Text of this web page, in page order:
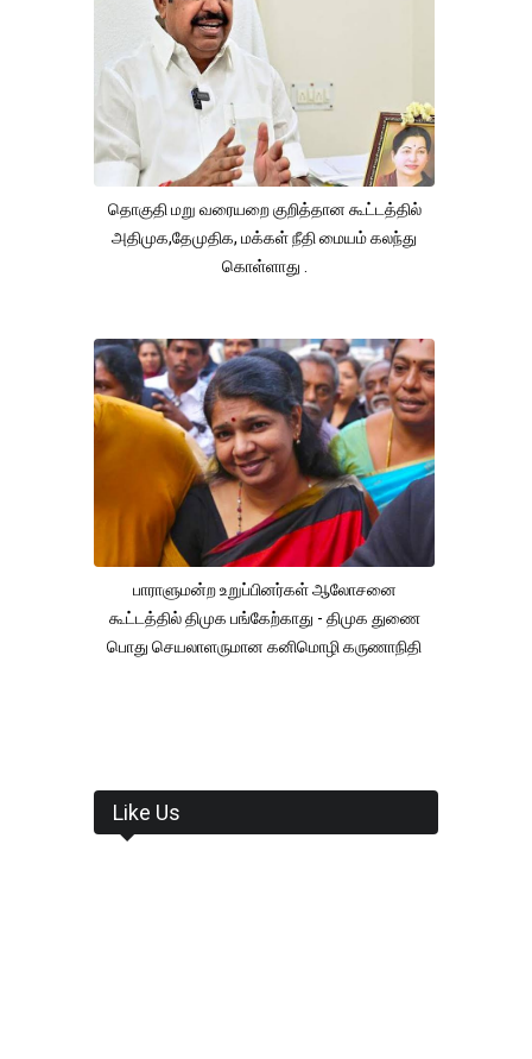
தொகுதி மறு வரையறை குறித்தான கூட்டத்தில்
அதிமுக,தேமுதிக, மக்கள் நீதி மையம் கலந்து
கொள்ளாது .
பாராளுமன்ற உறுப்பினர்கள் ஆலோசனை
கூட்டத்தில் திமுக பங்கேற்காது - திமுக துணை
பொது செயலாளருமான கனிமொழி கருணாநிதி
Like Us